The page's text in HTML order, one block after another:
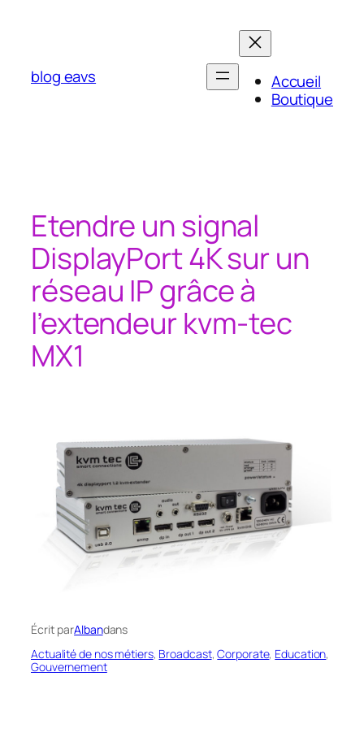
blog eavs
Accueil
Boutique
Etendre un signal
DisplayPort 4K sur un
réseau IP grâce à
l’extendeur kvm-tec
MX1
Écrit parAlbandans
Actualité de nos métiers, Broadcast, Corporate, Education
Gouvernement